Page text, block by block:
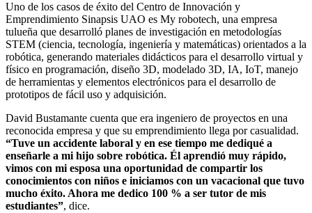
Uno de los casos de éxito del Centro de Innovación y
Emprendimiento Sinapsis UAO es My robotech, una empresa
tulueña que desarrolló planes de investigación en metodologías
STEM (ciencia, tecnología, ingeniería y matemáticas) orientados a la
robótica, generando materiales didácticos para el desarrollo virtual y
físico en programación, diseño 3D, modelado 3D, IA, IoT, manejo
de herramientas y elementos electrónicos para el desarrollo de
prototipos de fácil uso y adquisición.
David Bustamante cuenta que era ingeniero de proyectos en una
reconocida empresa y que su emprendimiento llega por casualidad.
“Tuve un accidente laboral y en ese tiempo me dediqué a
enseñarle a mi hijo sobre robótica. Él aprendió muy rápido,
vimos con mi esposa una oportunidad de compartir los
conocimientos con niños e iniciamos con un vacacional que tuvo
mucho éxito. Ahora me dedico 100 % a ser tutor de mis
estudiantes”, dice.